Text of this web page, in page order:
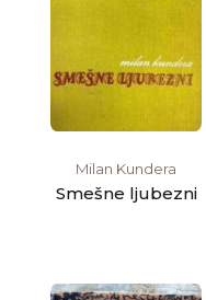
Milan Kundera
Smešne ljubezni